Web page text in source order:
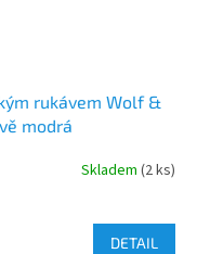
rukávem Wolf &
modrá
Skladem (2 ks)
DETAIL